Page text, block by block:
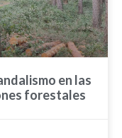
en las
forestales